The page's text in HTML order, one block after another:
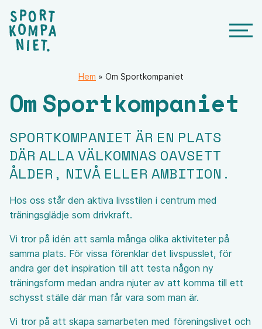
Hem » Om Sportkompaniet
Om Sportkompaniet
SPORTKOMPANIET ÄR EN PLATS
DÄR ALLA VÄLKOMNAS OAVSETT
ÅLDER, NIVÅ ELLER AMBITION.
Hos oss står den aktiva livsstilen i centrum med
träningsglädje som drivkraft.
Vi tror på idén att samla många olika aktiviteter på
samma plats. För vissa förenklar det livspusslet, för
andra ger det inspiration till att testa någon ny
träningsform medan andra njuter av att komma till ett
schysst ställe där man får vara som man är.
Vi tror på att skapa samarbeten med föreningslivet och